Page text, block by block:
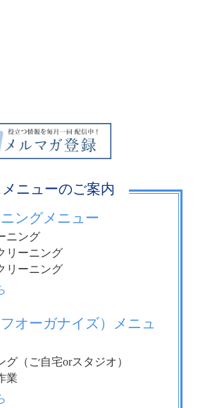
ニューのご案内
ングメニュー
ニング
リーニング
リーニング
オーガナイズ）メニュ
グ（ご自宅orスタジオ）
業